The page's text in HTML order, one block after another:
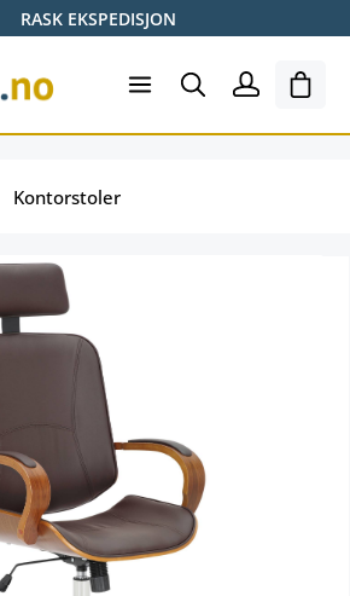
RASK EKSPEDISJON
Kontorstoler